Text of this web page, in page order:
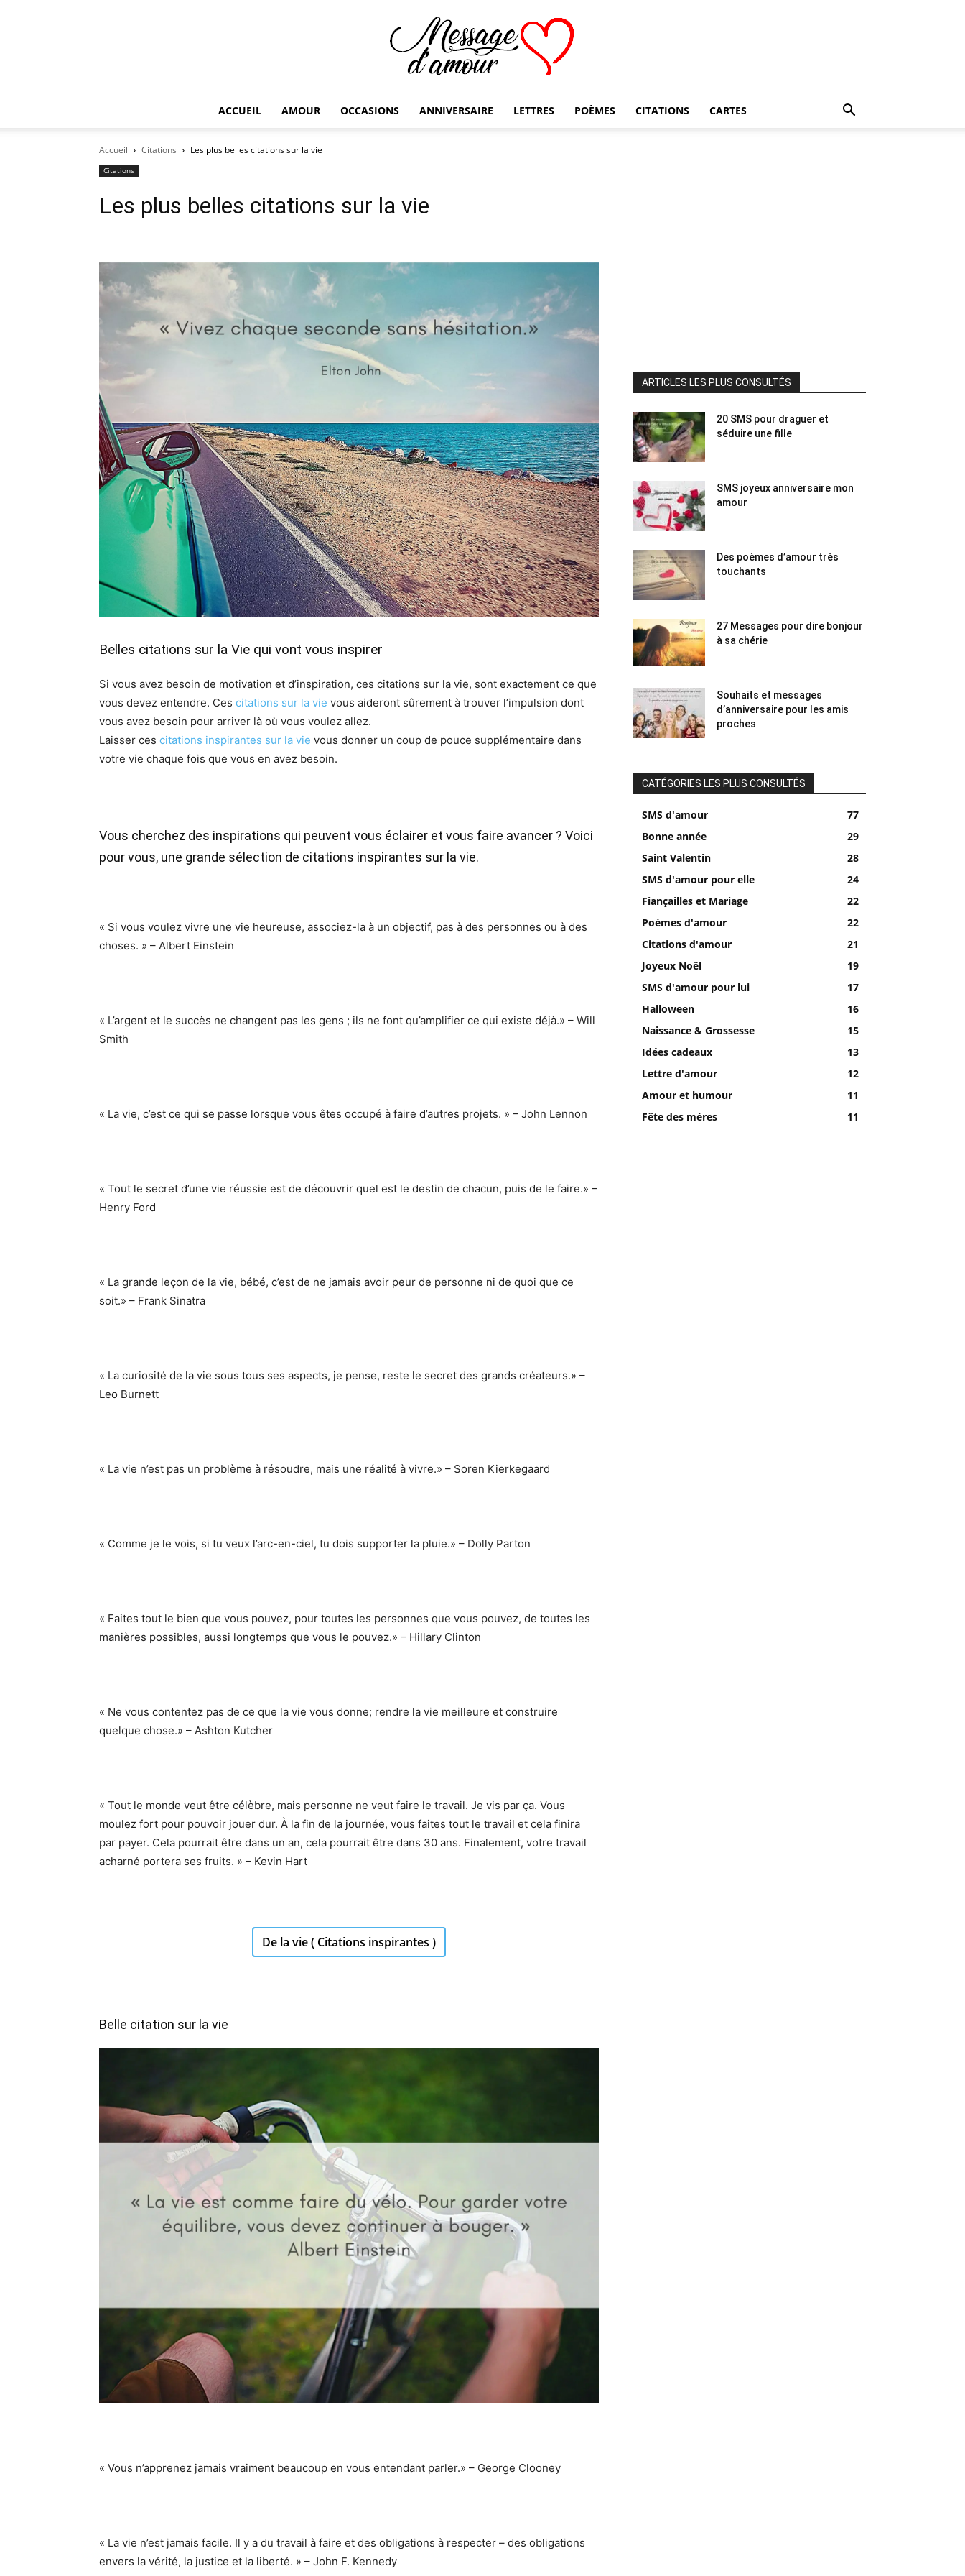
ACCUEIL AMOUR OCCASIONS ANNIVERSAIRE LETTRES POÈMES CITATIONS CARTES
Accueil Citations Les plus belles citations sur la vie
Citations
Les plus belles citations sur la vie
Belles citations sur la Vie qui vont vous inspirer
Si vous avez besoin de motivation et d’inspiration, ces citations sur la vie, sont exactement ce que
vous devez entendre. Ces citations sur la vie vous aideront sûrement à trouver l’impulsion dont
vous avez besoin pour arriver là où vous voulez allez.
Laisser ces citations inspirantes sur la vie vous donner un coup de pouce supplémentaire dans
votre vie chaque fois que vous en avez besoin.
Vous cherchez des inspirations qui peuvent vous éclairer et vous faire avancer ? Voici
pour vous, une grande sélection de citations inspirantes sur la vie.
« Si vous voulez vivre une vie heureuse, associez-la à un objectif, pas à des personnes ou à des
choses. » – Albert Einstein
« L’argent et le succès ne changent pas les gens ; ils ne font qu’amplifier ce qui existe déjà.» – Will
Smith
« La vie, c’est ce qui se passe lorsque vous êtes occupé à faire d’autres projets. » – John Lennon
« Tout le secret d’une vie réussie est de découvrir quel est le destin de chacun, puis de le faire.» –
Henry Ford
« La grande leçon de la vie, bébé, c’est de ne jamais avoir peur de personne ni de quoi que ce
soit.» – Frank Sinatra
« La curiosité de la vie sous tous ses aspects, je pense, reste le secret des grands créateurs.» –
Leo Burnett
« La vie n’est pas un problème à résoudre, mais une réalité à vivre.» – Soren Kierkegaard
« Comme je le vois, si tu veux l’arc-en-ciel, tu dois supporter la pluie.» – Dolly Parton
« Faites tout le bien que vous pouvez, pour toutes les personnes que vous pouvez, de toutes les
manières possibles, aussi longtemps que vous le pouvez.» – Hillary Clinton
« Ne vous contentez pas de ce que la vie vous donne; rendre la vie meilleure et construire
quelque chose.» – Ashton Kutcher
« Tout le monde veut être célèbre, mais personne ne veut faire le travail. Je vis par ça. Vous
moulez fort pour pouvoir jouer dur. À la fin de la journée, vous faites tout le travail et cela finira
par payer. Cela pourrait être dans un an, cela pourrait être dans 30 ans. Finalement, votre travail
acharné portera ses fruits. » – Kevin Hart
De la vie ( Citations inspirantes )
Belle citation sur la vie
« Vous n’apprenez jamais vraiment beaucoup en vous entendant parler.» – George Clooney
« La vie n’est jamais facile. Il y a du travail à faire et des obligations à respecter – des obligations
envers la vérité, la justice et la liberté. » – John F. Kennedy
ARTICLES LES PLUS CONSULTÉS
20 SMS pour draguer et
séduire une fille
SMS joyeux anniversaire mon
amour
Des poèmes d’amour très
touchants
27 Messages pour dire bonjour
à sa chérie
Souhaits et messages
d’anniversaire pour les amis
proches
CATÉGORIES LES PLUS CONSULTÉS
SMS d'amour
77
Bonne année
29
Saint Valentin
28
SMS d'amour pour elle
24
Fiançailles et Mariage
22
Poèmes d'amour
22
Citations d'amour
21
Joyeux Noël
19
SMS d'amour pour lui
17
Halloween
16
Naissance & Grossesse
15
Idées cadeaux
13
Lettre d'amour
12
Amour et humour
11
Fête des mères
11